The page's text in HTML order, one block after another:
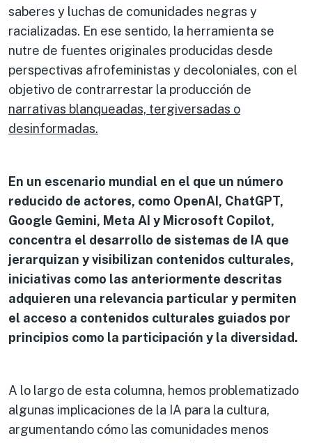
saberes y luchas de comunidades negras y
racializadas. En ese sentido, la herramienta se
nutre de fuentes originales producidas desde
perspectivas afrofeministas y decoloniales, con el
objetivo de contrarrestar la producción de
narrativas blanqueadas, tergiversadas o
desinformadas.
En un escenario mundial en el que un número
reducido de actores, como OpenAI, ChatGPT,
Google Gemini, Meta AI y Microsoft Copilot,
concentra el desarrollo de sistemas de IA que
jerarquizan y visibilizan contenidos culturales,
iniciativas como las anteriormente descritas
adquieren una relevancia particular y permiten
el acceso a contenidos culturales guiados por
principios como la participación y la diversidad.
A lo largo de esta columna, hemos problematizado
algunas implicaciones de la IA para la cultura,
argumentando cómo las comunidades menos